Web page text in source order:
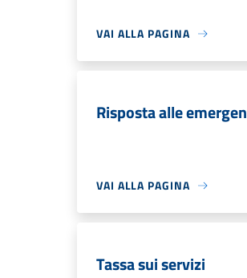
VAI ALLA PAGINA
Risposta alle
VAI ALLA PAGINA
Tassa sui servizi